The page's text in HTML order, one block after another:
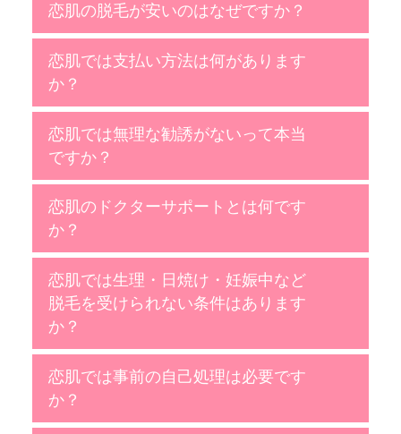
恋肌の脱毛が安いのはなぜですか？
恋肌では支払い方法は何があります
か？
恋肌では無理な勧誘がないって本当
ですか？
恋肌のドクターサポートとは何です
か？
恋肌では生理・日焼け・妊娠中など
脱毛を受けられない条件はあります
か？
恋肌では事前の自己処理は必要です
か？